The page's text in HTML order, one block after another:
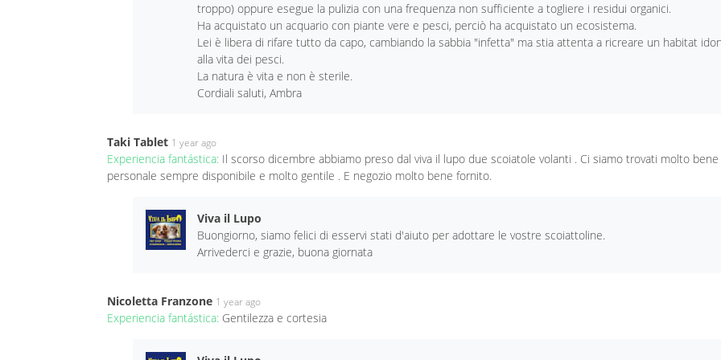
troppo) oppure esegue la pulizia con una frequenza non sufficiente a togliere i residui organici.
Ha acquistato un acquario con piante vere e pesci, perciò ha acquistato un ecosistema.
Lei è libera di rifare tutto da capo, cambiando la sabbia "infetta" ma stia attenta a ricreare un habitat
alla vita dei pesci.
La natura è vita e non è sterile.
Cordiali saluti, Ambra
Taki Tablet 1 year ago
Experiencia fantástica: Il scorso dicembre abbiamo preso dal viva il lupo due scoiatole volanti . Ci siamo trovati molto bene
personale sempre disponibile e molto gentile . E negozio molto bene fornito.
Viva il Lupo
Buongiorno, siamo felici di esservi stati d'aiuto per adottare le vostre scoiattoline.
Arrivederci e grazie, buona giornata
Nicoletta Franzone 1 year ago
Experiencia fantástica: Gentilezza e cortesia